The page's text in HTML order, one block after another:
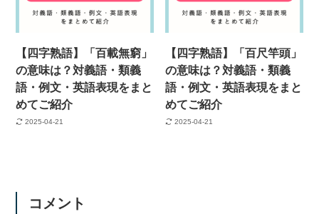
【四字熟語】「百載無窮」
の意味は？対義語・類義
語・例文・英語表現をまと
めてご紹介
2025-04-21
【四字熟語】「百尺竿頭」
の意味は？対義語・類義
語・例文・英語表現をまと
めてご紹介
2025-04-21
コメント